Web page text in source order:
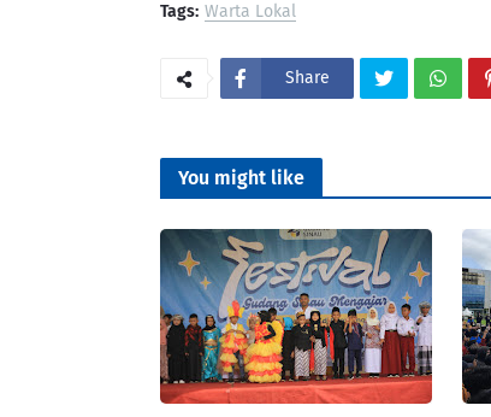
Tags: Warta Lokal
Share
You might like